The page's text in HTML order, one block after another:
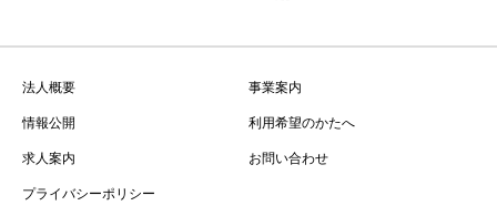
法人概要
事業案内
情報公開
利用希望のかたへ
求人案内
お問い合わせ
プライバシーポリシー